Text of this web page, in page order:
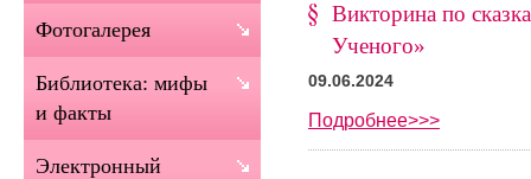
Викторина по
Ученого»
09.06.2024
Подробнее>>>
Фотогалерея
Библиотека: мифы
и факты
Электронный